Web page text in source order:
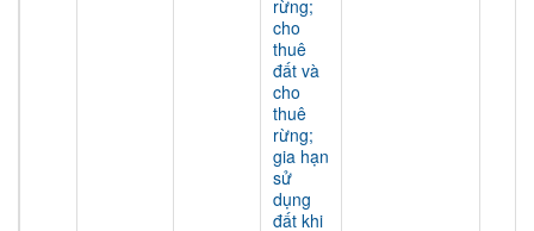
rừng;
cho
thuê
đất và
cho
thuê
rừng;
gia hạn
sử
dụng
đất khi